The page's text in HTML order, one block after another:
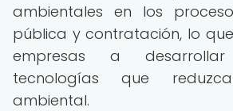
ambientales en los
pública y contratación, lo
empresas a
tecnologías que
ambiental.